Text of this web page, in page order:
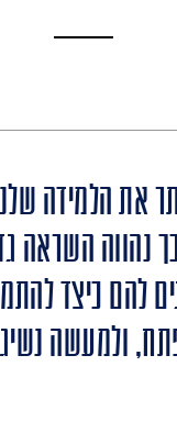
את הלמידה
נהווה השראה
להם כיצד
ולמעשה